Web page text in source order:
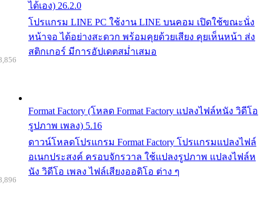
ได้เอง) 26.2.0
โปรแกรม LINE PC ใช้งาน LINE บนคอม เปิดใช้ขณะนั่ง
หน้าจอ ได้อย่างสะดวก พร้อมคุยด้วยเสียง คุยเห็นหน้า ส่ง
สติกเกอร์ มีการอัปเดตสม่ำเสมอ
Format Factory (โหลด Format Factory แปลงไฟล์หนัง วิดีโอ
รูปภาพ เพลง) 5.16
ดาวน์โหลดโปรแกรม Format Factory โปรแกรมแปลงไฟล์
อเนกประสงค์ ครอบจักรวาล ใช้แปลงรูปภาพ แปลงไฟล์ห
นัง วิดีโอ เพลง ไฟล์เสียงออดิโอ ต่าง ๆ